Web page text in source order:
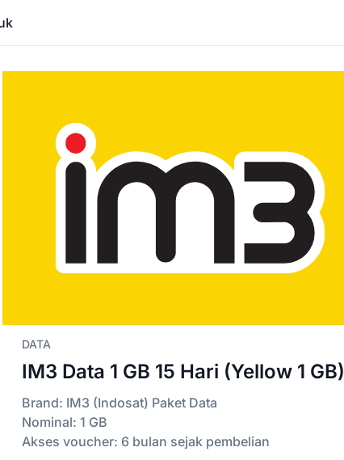
DATA
IM3 Data 1 GB 15 Hari (Yellow 1 GB)
Brand: IM3 (Indosat) Paket Data
Nominal: 1 GB
Akses voucher: 6 bulan sejak pembelian